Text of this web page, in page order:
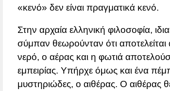
«κενό» δεν είναι πραγματικά κενό.
Στην αρχαία ελληνική φιλοσοφία,
σύμπαν θεωρούνταν ότι
νερό, ο αέρας και η φωτιά
εμπειρίας. Υπήρχε όμως και ένα
μυστηριώδες, ο αιθέρας. Ο αιθέρας